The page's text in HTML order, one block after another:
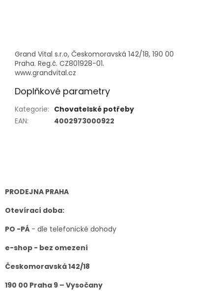
Grand Vital s.r.o, Českomoravská 142/18, 190 00
Praha. Reg.č. CZ801928-01.
www.grandvital.cz
Doplňkové parametry
Kategorie: Chovatelské potřeby
EAN: 4002973000922
PRODEJNA PRAHA
Otevírací doba:
PO -PÁ - dle telefonické dohody
e-shop - bez omezení
Českomoravská 142/18
190 00 Praha 9 – Vysočany